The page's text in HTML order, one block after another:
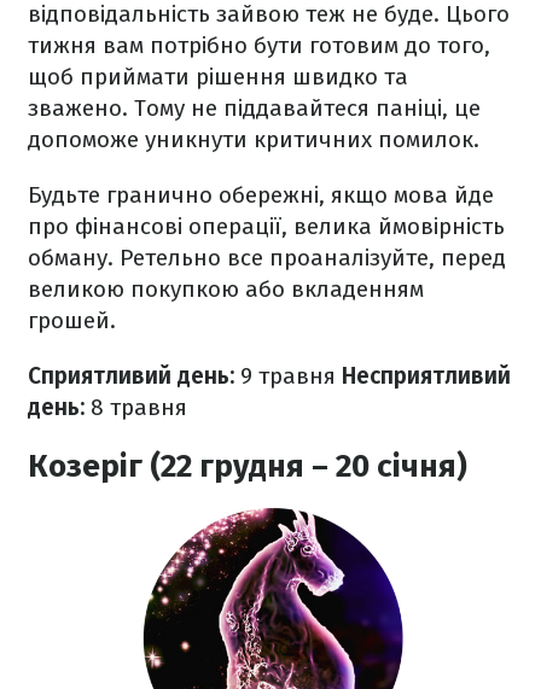
відповідальність зайвою теж не буде. Цього
тижня вам потрібно бути готовим до того,
щоб приймати рішення швидко та
зважено. Тому не піддавайтеся паніці, це
допоможе уникнути критичних помилок.
Будьте гранично обережні, якщо мова йде
про фінансові операції, велика ймовірність
обману. Ретельно все проаналізуйте, перед
великою покупкою або вкладенням
грошей.
Сприятливий день: 9 травня Несприятливий
день: 8 травня
Козеріг (22 грудня – 20 січня)